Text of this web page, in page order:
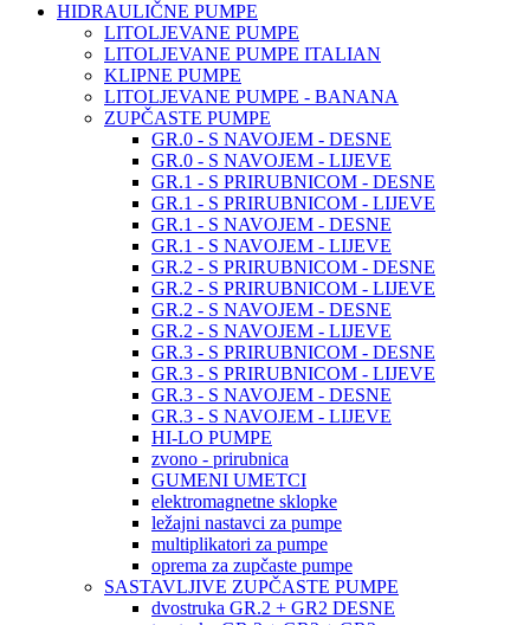
HIDRAULIČNE PUMPE
LITOLJEVANE PUMPE
LITOLJEVANE PUMPE ITALIAN
KLIPNE PUMPE
LITOLJEVANE PUMPE - BANANA
ZUPČASTE PUMPE
GR.0 - S NAVOJEM - DESNE
GR.0 - S NAVOJEM - LIJEVE
GR.1 - S PRIRUBNICOM - DESNE
GR.1 - S PRIRUBNICOM - LIJEVE
GR.1 - S NAVOJEM - DESNE
GR.1 - S NAVOJEM - LIJEVE
GR.2 - S PRIRUBNICOM - DESNE
GR.2 - S PRIRUBNICOM - LIJEVE
GR.2 - S NAVOJEM - DESNE
GR.2 - S NAVOJEM - LIJEVE
GR.3 - S PRIRUBNICOM - DESNE
GR.3 - S PRIRUBNICOM - LIJEVE
GR.3 - S NAVOJEM - DESNE
GR.3 - S NAVOJEM - LIJEVE
HI-LO PUMPE
zvono - prirubnica
GUMENI UMETCI
elektromagnetne sklopke
ležajni nastavci za pumpe
multiplikatori za pumpe
oprema za zupčaste pumpe
SASTAVLJIVE ZUPČASTE PUMPE
dvostruka GR.2 + GR2 DESNE